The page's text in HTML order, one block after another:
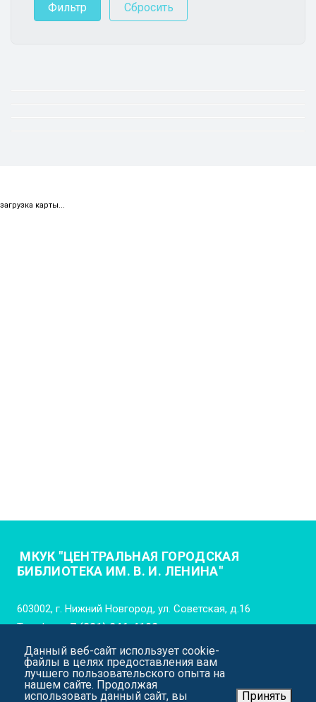
загрузка карты...
МКУК "ЦЕНТРАЛЬНАЯ ГОРОДСКАЯ
БИБЛИОТЕКА ИМ. В. И. ЛЕНИНА"
603002, г. Нижний Новгород, ул. Советская, д.16
Телефон:+7 (831) 246-4102
E-mail:cgb_lenina_nn@mail.52gov.ru
Данный веб-сайт использует cookie-
файлы в целях предоставления вам
лучшего пользовательского опыта на
нашем сайте. Продолжая
использовать данный сайт, вы
Принять